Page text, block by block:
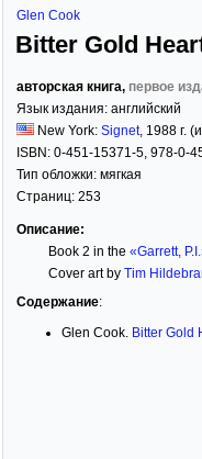
Glen Cook
Bitter Gold
авторская книга, первое
Язык издания: английский
New York: Signet, 1988 г.
ISBN: 0-451-15371-5, 978-0-
Тип обложки: мягкая
Страниц: 253
Описание:
Book 2 in the «Garrett,
Cover art by Tim
Содержание:
Glen Cook. Bitter Gold